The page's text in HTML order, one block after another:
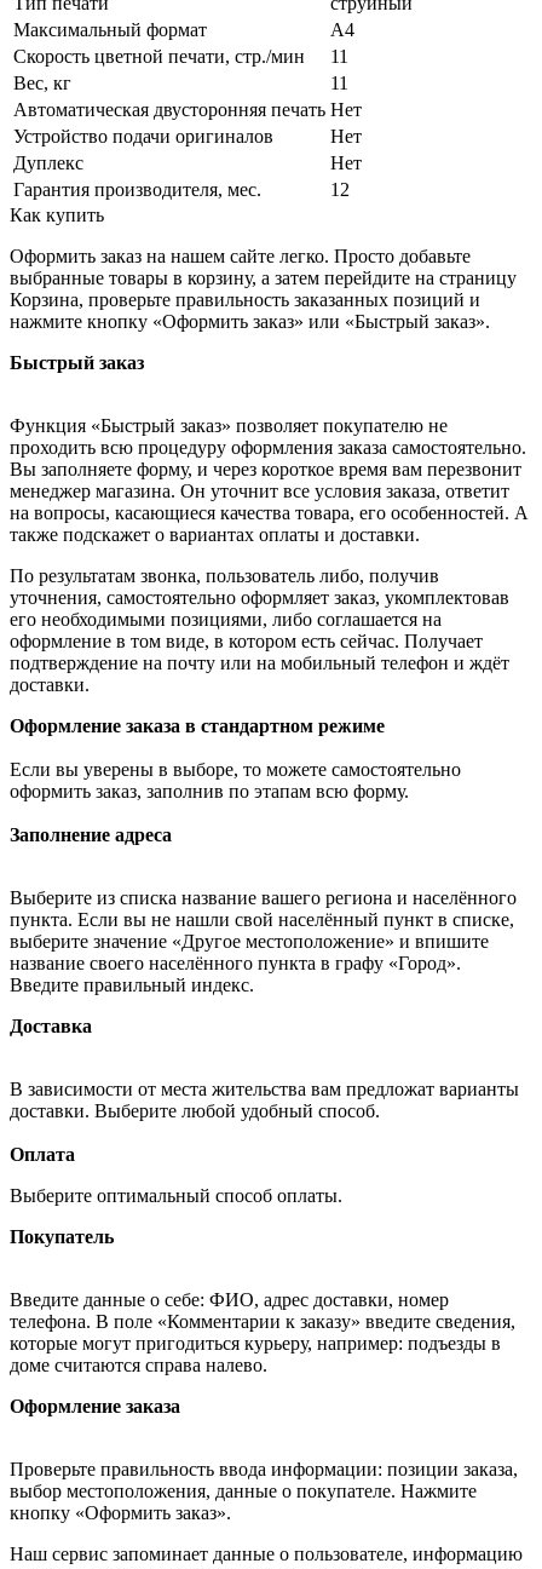
Максимальный формат
А4
Скорость цветной печати, стр./мин
11
Вес, кг
11
Автоматическая двусторонняя печать Нет
Устройство подачи оригиналов
Нет
Дуплекс
Нет
Гарантия производителя, мес.
12
Как купить
Оформить заказ на нашем сайте легко. Просто добавьте
выбранные товары в корзину, а затем перейдите на страницу
Корзина, проверьте правильность заказанных позиций и
нажмите кнопку «Оформить заказ» или «Быстрый заказ».
Быстрый заказ
Функция «Быстрый заказ» позволяет покупателю не
проходить всю процедуру оформления заказа самостоятельно.
Вы заполняете форму, и через короткое время вам перезвонит
менеджер магазина. Он уточнит все условия заказа, ответит
на вопросы, касающиеся качества товара, его особенностей. А
также подскажет о вариантах оплаты и доставки.
По результатам звонка, пользователь либо, получив
уточнения, самостоятельно оформляет заказ, укомплектовав
его необходимыми позициями, либо соглашается на
оформление в том виде, в котором есть сейчас. Получает
подтверждение на почту или на мобильный телефон и ждёт
доставки.
Оформление заказа в стандартном режиме
Если вы уверены в выборе, то можете самостоятельно
оформить заказ, заполнив по этапам всю форму.
Заполнение адреса
Выберите из списка название вашего региона и населённого
пункта. Если вы не нашли свой населённый пункт в списке,
выберите значение «Другое местоположение» и впишите
название своего населённого пункта в графу «Город».
Введите правильный индекс.
Доставка
В зависимости от места жительства вам предложат варианты
доставки. Выберите любой удобный способ.
Оплата
Выберите оптимальный способ оплаты.
Покупатель
Введите данные о себе: ФИО, адрес доставки, номер
телефона. В поле «Комментарии к заказу» введите сведения,
которые могут пригодиться курьеру, например: подъезды в
доме считаются справа налево.
Оформление заказа
Проверьте правильность ввода информации: позиции заказа,
выбор местоположения, данные о покупателе. Нажмите
кнопку «Оформить заказ».
Наш сервис запоминает данные о пользователе, информацию